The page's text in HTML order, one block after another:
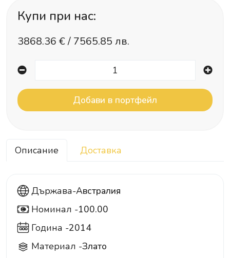
Купи при нас:
3868.36 € / 7565.85 лв.
Описание Доставка
Държава-Австралия
100 Номинал -100.00
Година -2014
Материал -Злато